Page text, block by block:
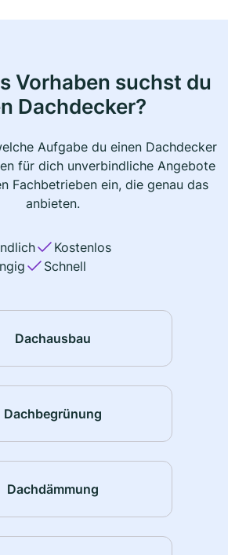
Vorhaben suchst du
Dachdecker?
Aufgabe du einen Dachdecker
für dich unverbindliche Angebote
Fachbetrieben ein, die genau das
anbieten.
Kostenlos
Schnell
Dachausbau
Dachbegrünung
Dachdämmung